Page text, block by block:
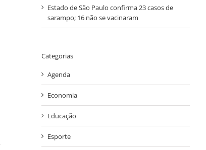
Estado de São Paulo confirma 23 casos de
sarampo; 16 não se vacinaram
Categorias
Agenda
Economia
Educação
Esporte